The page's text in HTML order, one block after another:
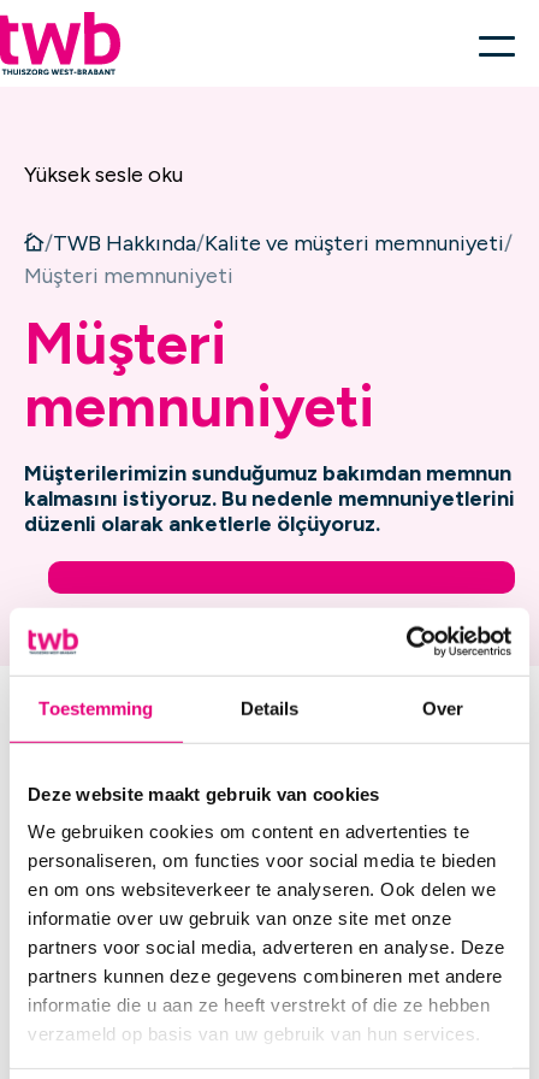
Toestemming Details Over
Deze website maakt gebruik van cookies
We gebruiken cookies om content en advertenties te
personaliseren, om functies voor social media te bieden
en om ons websiteverkeer te analyseren. Ook delen we
informatie over uw gebruik van onze site met onze
partners voor social media, adverteren en analyse. Deze
partners kunnen deze gegevens combineren met andere
informatie die u aan ze heeft verstrekt of die ze hebben
verzameld op basis van uw gebruik van hun services.
Yüksek sesle oku
/TWB Hakkında/Kalite ve müşteri memnuniyeti/
Müşteri memnuniyeti
Müşteri
memnuniyeti
Müşterilerimizin sunduğumuz bakımdan memnun
kalmasını istiyoruz. Bu nedenle memnuniyetlerini
düzenli olarak anketlerle ölçüyoruz.
Müşteri memnuniyetini
nasıl ölçüyoruz?
Memnuniyeti farklı şekillerde ölçüyoruz.
Biz kendi araştırmamızı yapıyoruz ve değer
artışına bakıyoruzSağlık Haritası HollandaAyrıca,
bağımsız ajans Loveren & Partners 2024'te bir
anket gerçekleştirdi. Müşterilerin evde bakımdan
ne kadar memnun olduklarını araştırdılar. Bu
anketePREM Toplum Hemşireliği Müşteri
Anketimaktan çekinmeyin.Nitelikli Organizma
Her yıl diyetisyenlerimizin danışanlarının ne kadar